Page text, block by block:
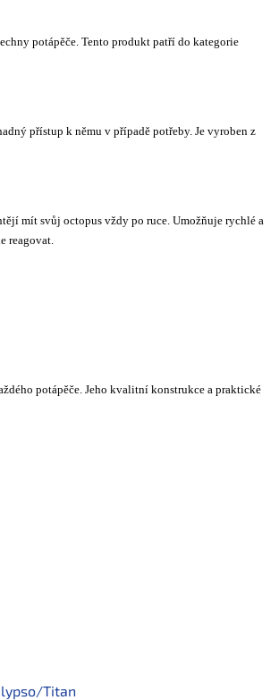
potápěče. Tento produkt patří do kategorie
přístup k němu v případě potřeby. Je vyroben z
mít svůj octopus vždy po ruce. Umožňuje rychlé a
reagovat.
potápěče. Jeho kvalitní konstrukce a praktické
Titan